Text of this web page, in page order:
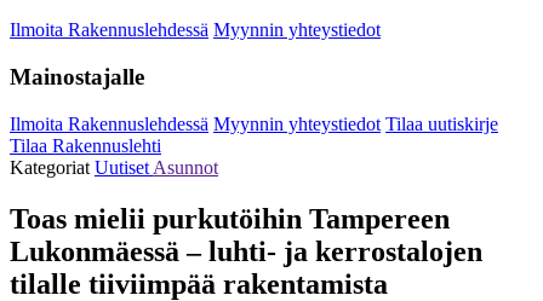
Ilmoita Rakennuslehdessä Myynnin yhteystiedot
Mainostajalle
Ilmoita Rakennuslehdessä Myynnin yhteystiedot Tilaa uutiskirje
Tilaa Rakennuslehti
Kategoriat Uutiset Asunnot
Toas mielii purkutöihin Tampereen
Lukonmäessä – luhti- ja kerrostalojen
tilalle tiiviimpää rakentamista